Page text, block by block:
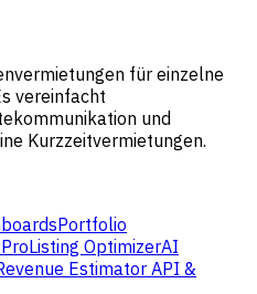
für einzelne
vereinfacht
und
Kurzzeitvermietungen.
Portfolio
Listing OptimizerAI
Estimator API &